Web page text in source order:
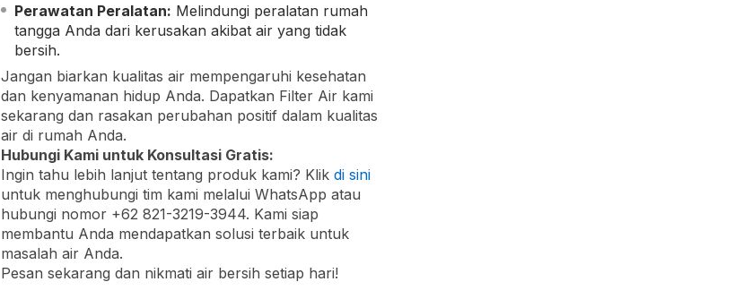
Perawatan Peralatan: Melindungi peralatan rumah
tangga Anda dari kerusakan akibat air yang tidak
bersih.
Jangan biarkan kualitas air mempengaruhi kesehatan
dan kenyamanan hidup Anda. Dapatkan Filter Air kami
sekarang dan rasakan perubahan positif dalam kualitas
air di rumah Anda.
Hubungi Kami untuk Konsultasi Gratis:
Ingin tahu lebih lanjut tentang produk kami? Klik di sini
untuk menghubungi tim kami melalui WhatsApp atau
hubungi nomor +62 821-3219-3944. Kami siap
membantu Anda mendapatkan solusi terbaik untuk
masalah air Anda.
Pesan sekarang dan nikmati air bersih setiap hari!